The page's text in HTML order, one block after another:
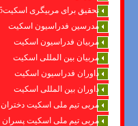
تحقیق برای مربیگری اسکیت09121507825
مدرسین فدراسیون اسکیت
مربیان فدراسیون اسکیت
مربیان بین المللی اسکیت
داوران فدراسیون اسکیت
داوران بین المللی اسکیت
مربی تیم ملی اسکیت دختران
مربی تیم ملی اسکیت پسران